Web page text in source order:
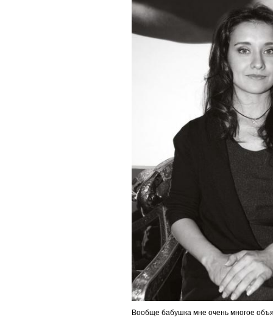
Вообще бабушка мне очень многое